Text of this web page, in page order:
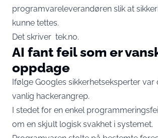
programvareleverandøren slik at
kunne tettes.
Det skriver tek.no.
AI fant feil som er
oppdage
Ifølge Googles sikkerhetseksperter var
vanlig hackerangrep.
I stedet for en enkel
om en skjult logisk svakhet i systemet.